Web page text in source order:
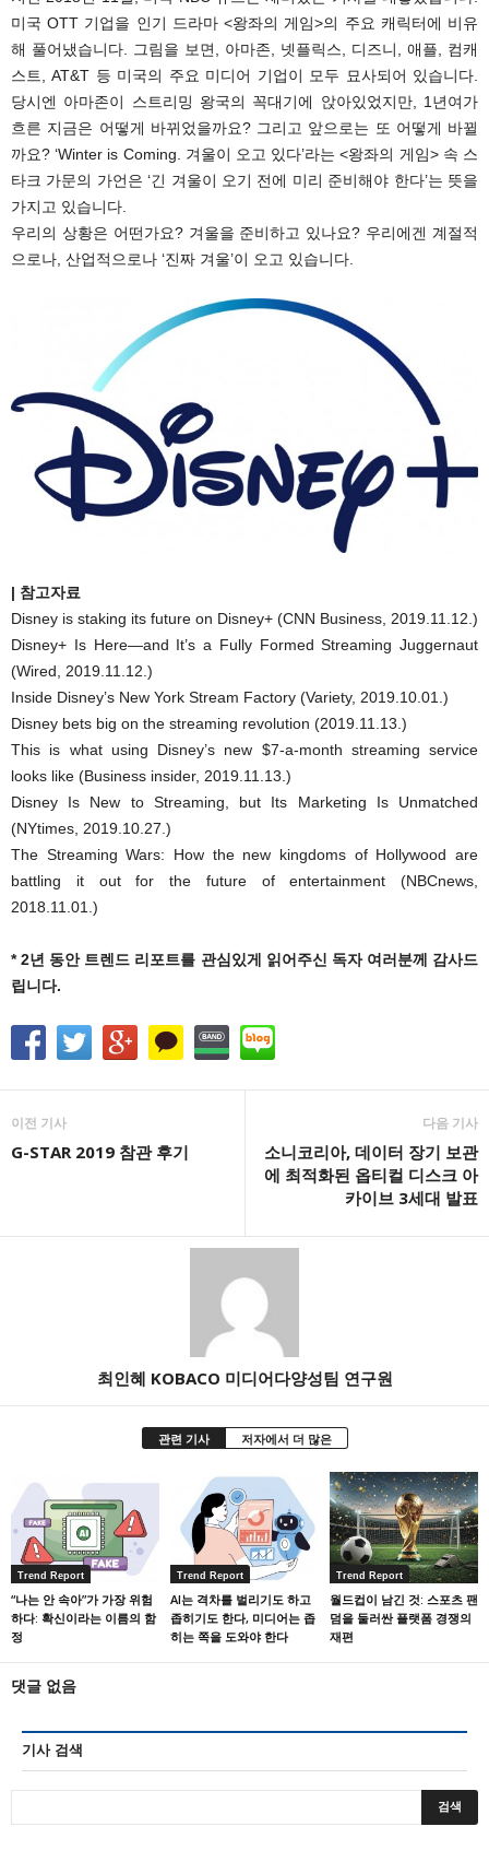
미국 OTT 기업을 인기 드라마 <왕좌의 게임>의 주요 캐릭터에 비유
해 풀어냈습니다. 그림을 보면, 아마존, 넷플릭스, 디즈니, 애플, 컴캐
스트, AT&T 등 미국의 주요 미디어 기업이 모두 묘사되어 있습니다.
당시엔 아마존이 스트리밍 왕국의 꼭대기에 앉아있었지만, 1년여가
흐른 지금은 어떻게 바뀌었을까요? 그리고 앞으로는 또 어떻게 바뀔
까요? ‘Winter is Coming. 겨울이 오고 있다’라는 <왕좌의 게임> 속 스
타크 가문의 가언은 ‘긴 겨울이 오기 전에 미리 준비해야 한다’는 뜻을
가지고 있습니다.
우리의 상황은 어떤가요? 겨울을 준비하고 있나요? 우리에겐 계절적
으로나, 산업적으로나 ‘진짜 겨울’이 오고 있습니다.
| 참고자료
Disney is staking its future on Disney+ (CNN Business, 2019.11.12.)
Disney+ Is Here—and It’s a Fully Formed Streaming Juggernaut
(Wired, 2019.11.12.)
Inside Disney’s New York Stream Factory (Variety, 2019.10.01.)
Disney bets big on the streaming revolution (2019.11.13.)
This is what using Disney’s new $7-a-month streaming service
looks like (Business insider, 2019.11.13.)
Disney Is New to Streaming, but Its Marketing Is Unmatched
(NYtimes, 2019.10.27.)
The Streaming Wars: How the new kingdoms of Hollywood are
battling it out for the future of entertainment (NBCnews,
2018.11.01.)
* 2년 동안 트렌드 리포트를 관심있게 읽어주신 독자 여러분께 감사드
립니다.
이전 기사
G-STAR 2019 참관 후기
다음 기사
소니코리아, 데이터 장기 보관
에 최적화된 옵티컬 디스크 아
카이브 3세대 발표
최인혜 KOBACO 미디어다양성팀 연구원
관련 기사 저자에서 더 많은
Trend Report
“나는 안 속아”가 가장 위험
하다: 확신이라는 이름의 함
정
Trend Report
AI는 격차를 벌리기도 하고
좁히기도 한다, 미디어는 좁
히는 쪽을 도와야 한다
Trend Report
월드컵이 남긴 것: 스포츠 팬
덤을 둘러싼 플랫폼 경쟁의
재편
댓글 없음
기사 검색